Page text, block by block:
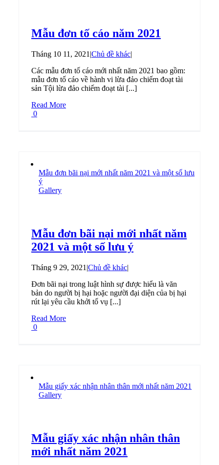
Mẫu đơn tố cáo năm 2021
Tháng 10 11, 2021 |Chủ đề khác|
Các mẫu đơn tố cáo mới nhất năm 2021 bao gồm:
mẫu đơn tố cáo về hành vi lừa đảo chiếm đoạt tài
sản Tội lừa đảo chiếm đoạt tài [...]
Read More
0
Mẫu đơn bãi nại mới nhất năm 2021 và một số lưu
ý
Gallery
Mẫu đơn bãi nại mới nhất năm
2021 và một số lưu ý
Tháng 9 29, 2021 |Chủ đề khác|
Đơn bãi nại trong luật hình sự được hiểu là văn
bản do người bị hại hoặc người đại diện của bị hại
rút lại yêu cầu khởi tố vụ [...]
Read More
0
Mẫu giấy xác nhận nhân thân mới nhất năm 2021
Gallery
Mẫu giấy xác nhận nhân thân
mới nhất năm 2021